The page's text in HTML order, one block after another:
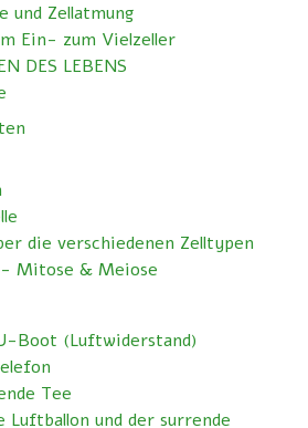
und Zellatmung
Ein- zum Vielzeller
DES LEBENS
die verschiedenen Zelltypen
Mitose & Meiose
Boot (Luftwiderstand)
Tee
Luftballon und der surrende